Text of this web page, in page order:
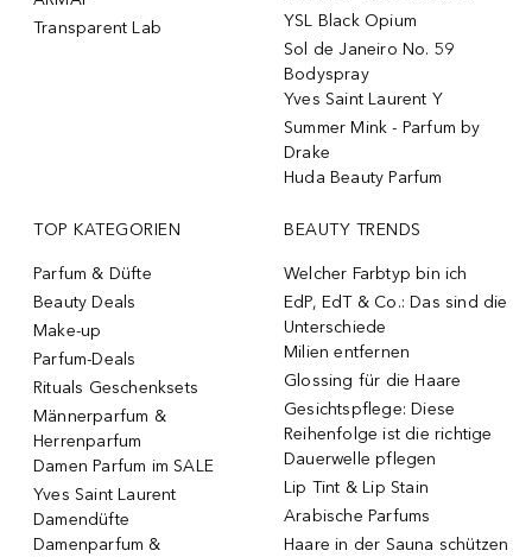
Transparent Lab
YSL Black Opium
Sol de Janeiro No. 59
Bodyspray
Yves Saint Laurent Y
Summer Mink - Parfum by
Drake
Huda Beauty Parfum
TOP KATEGORIEN
Parfum & Düfte
Beauty Deals
Make-up
Parfum-Deals
Rituals Geschenksets
Männerparfum &
Herrenparfum
Damen Parfum im SALE
Yves Saint Laurent
Damendüfte
Damenparfum &
BEAUTY TRENDS
Welcher Farbtyp bin ich
EdP, EdT & Co.: Das sind die
Unterschiede
Milien entfernen
Glossing für die Haare
Gesichtspflege: Diese
Reihenfolge ist die richtige
Dauerwelle pflegen
Lip Tint & Lip Stain
Arabische Parfums
Haare in der Sauna schützen